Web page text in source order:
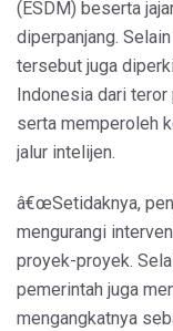
(ESDM) beserta
diperpanjang.
tersebut juga
Indonesia dari
serta memperoleh
jalur intelijen.
â€œSetidaknya,
mengurangi
proyek-proyek.
pemerintah juga
mengangkatnya